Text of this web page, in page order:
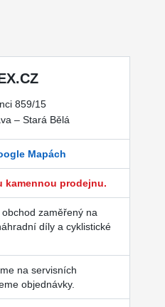
859/15
– Stará Bělá
Mapách
kamennou prodejnu.
zaměřený na
díly a cyklistické
na servisních
objednávky.